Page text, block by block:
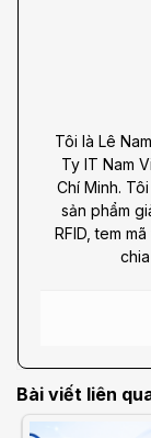
Tôi là Lê
Ty IT Nam
Chí Minh.
sản phẩm
RFID, tem
Bài viết liên